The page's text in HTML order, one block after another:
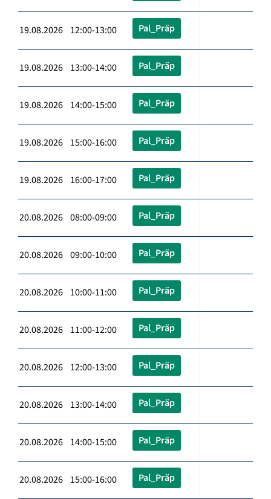
19.08.2026 12:00-13:00 Pal_Präp
19.08.2026 13:00-14:00 Pal_Präp
19.08.2026 14:00-15:00 Pal_Präp
19.08.2026 15:00-16:00 Pal_Präp
19.08.2026 16:00-17:00 Pal_Präp
20.08.2026 08:00-09:00 Pal_Präp
20.08.2026 09:00-10:00 Pal_Präp
20.08.2026 10:00-11:00 Pal_Präp
20.08.2026 11:00-12:00 Pal_Präp
20.08.2026 12:00-13:00 Pal_Präp
20.08.2026 13:00-14:00 Pal_Präp
20.08.2026 14:00-15:00 Pal_Präp
20.08.2026 15:00-16:00 Pal_Präp